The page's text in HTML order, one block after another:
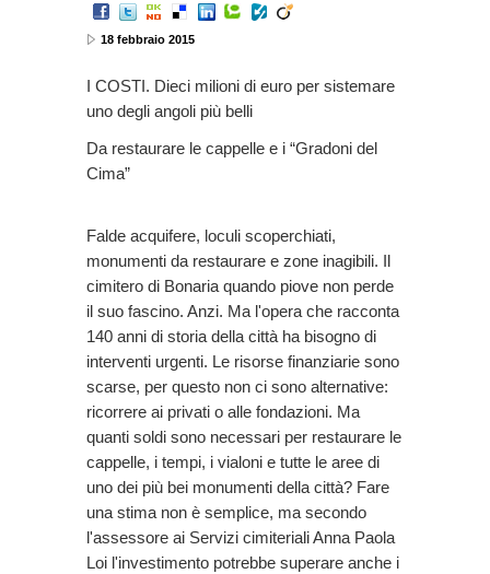
18 febbraio 2015
I COSTI. Dieci milioni di euro per sistemare
uno degli angoli più belli
Da restaurare le cappelle e i “Gradoni del
Cima”
Falde acquifere, loculi scoperchiati,
monumenti da restaurare e zone inagibili. Il
cimitero di Bonaria quando piove non perde
il suo fascino. Anzi. Ma l'opera che racconta
140 anni di storia della città ha bisogno di
interventi urgenti. Le risorse finanziarie sono
scarse, per questo non ci sono alternative:
ricorrere ai privati o alle fondazioni. Ma
quanti soldi sono necessari per restaurare le
cappelle, i tempi, i vialoni e tutte le aree di
uno dei più bei monumenti della città? Fare
una stima non è semplice, ma secondo
l'assessore ai Servizi cimiteriali Anna Paola
Loi l'investimento potrebbe superare anche i